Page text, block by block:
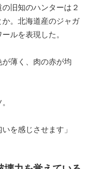
旧知のハンターは２
。北海道産のジャガ
ルを表現した。
が薄く、肉の赤が均
を感じさせます」